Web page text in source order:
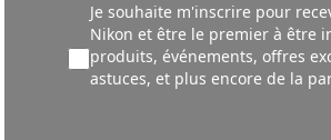
Je souhaite m'inscrire pour
Nikon et être le premier à être
produits,événements, offres
astuces, et plus encore de la